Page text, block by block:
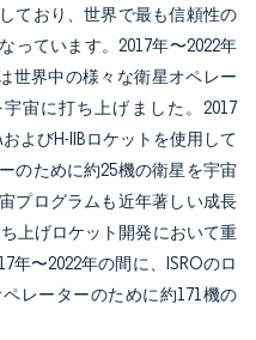
ており、世界で最も信頼性の
っています。2017年〜2022年
世界中の様々な衛星オペレー
宙に打ち上げました。2017
よびH-IIBロケットを使用して
のために約25機の衛星を宇宙
プログラムも近年著しい成長
上げロケット開発において重
年〜2022年の間に、ISROのロ
レーターのために約171機の